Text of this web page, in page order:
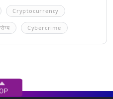
Cryptocurrency
Cybercrime